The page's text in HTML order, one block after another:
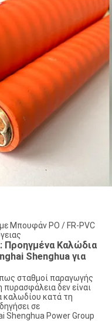
Μπουφάν PO / FR-PVC
Προηγμένα Καλώδια
Shenghua για
σταθμοί παραγωγής
πυρασφάλεια δεν είναι
καλωδίου κατά τη
σε
Shenghua Power Group